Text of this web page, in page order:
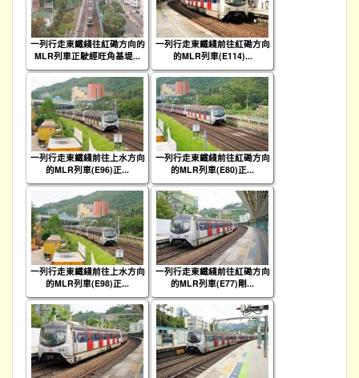
一列行走東鐵綫往紅磡方向的
MLR列車正駛經旺角基堤...
一列行走東鐵綫前往紅磡方向
的MLR列車(E114)...
一列行走東鐵綫前往上水方向
的MLR列車(E96)正...
一列行走東鐵綫前往紅磡方向
的MLR列車(E80)正...
一列行走東鐵綫前往上水方向
的MLR列車(E98)正...
一列行走東鐵綫前往紅磡方向
的MLR列車(E77)剛...